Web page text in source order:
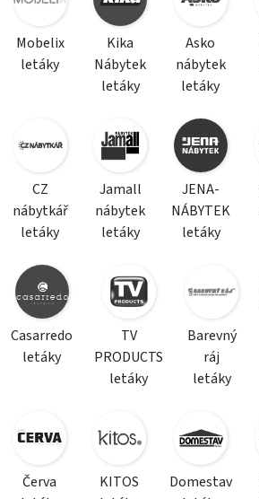
Mobelix
letáky
Kika
Nábytek
letáky
Asko
nábytek
letáky
CZ
nábytkář
letáky
Jamall
nábytek
letáky
JENA-
NÁBYTEK
letáky
Casarredo
letáky
TV
PRODUCTS
letáky
Barevný
ráj
letáky
Červa
KITOS
Domestav